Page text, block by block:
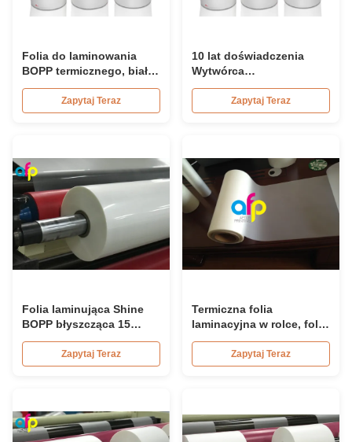
Folia do laminowania
BOPP termicznego, biała,
do druku
Zapytaj Teraz
10 lat doświadczenia
Wytwórca
profesjonalnych filmów
laminowania cieplnego
Zapytaj Teraz
Folia laminująca Shine
BOPP błyszcząca 15
mikronów 18 mikronów
20 mikronów 23
mikronów 25 mikronów
Zapytaj Teraz
Termiczna folia
laminacyjna w rolce, folia
poliestrowa do
laminowania materiałów
drukowanych w rolce
Zapytaj Teraz